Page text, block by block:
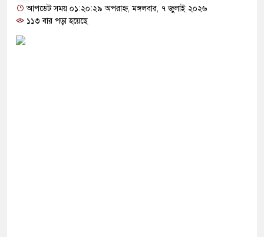
বেরোবির ৭ শিক্ষকের বি’রু’দ্ধে কমিটি
আপডেট সময় ০১:২০:২৯ অপরাহ্ন, মঙ্গলবার, ৭ জুলাই ২০২৬
১১৩ বার পড়া হয়েছে